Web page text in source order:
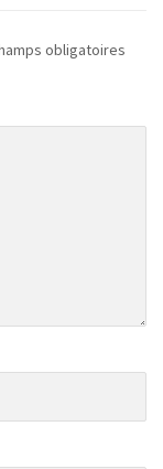
obligatoires